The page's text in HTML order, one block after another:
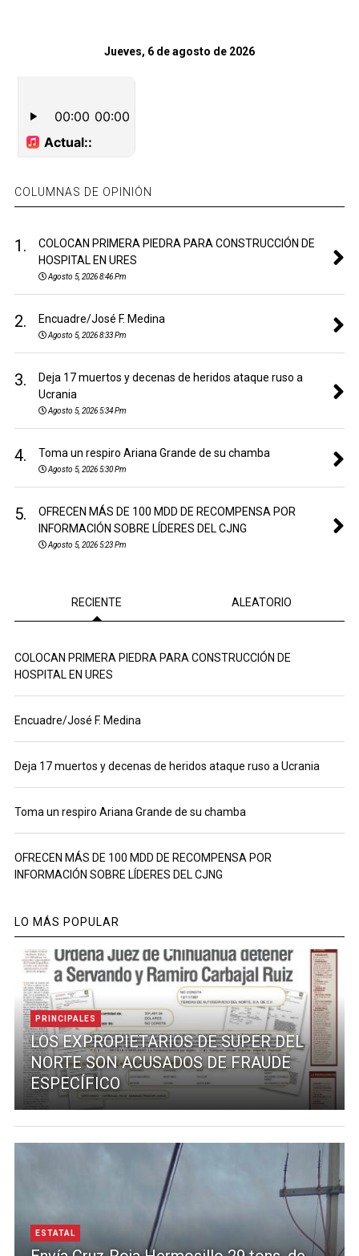
Jueves, 6 de agosto de 2026
COLUMNAS DE OPINIÓN
1.
COLOCAN PRIMERA PIEDRA PARA CONSTRUCCIÓN DE
HOSPITAL EN URES
Agosto 5, 2026 8:46 Pm
2. Encuadre/José F. Medina
Agosto 5, 2026 8:33 Pm
3.
Deja 17 muertos y decenas de heridos ataque ruso a
Ucrania
Agosto 5, 2026 5:34 Pm
4. Toma un respiro Ariana Grande de su chamba
Agosto 5, 2026 5:30 Pm
5.
OFRECEN MÁS DE 100 MDD DE RECOMPENSA POR
INFORMACIÓN SOBRE LÍDERES DEL CJNG
Agosto 5, 2026 5:23 Pm
RECIENTE ALEATORIO
COLOCAN PRIMERA PIEDRA PARA CONSTRUCCIÓN DE
HOSPITAL EN URES
Encuadre/José F. Medina
Deja 17 muertos y decenas de heridos ataque ruso a Ucrania
Toma un respiro Ariana Grande de su chamba
OFRECEN MÁS DE 100 MDD DE RECOMPENSA POR
INFORMACIÓN SOBRE LÍDERES DEL CJNG
LO MÁS POPULAR
PRINCIPALES
LOS EXPROPIETARIOS DE SUPER DEL
NORTE SON ACUSADOS DE FRAUDE
ESPECÍFICO
ESTATAL